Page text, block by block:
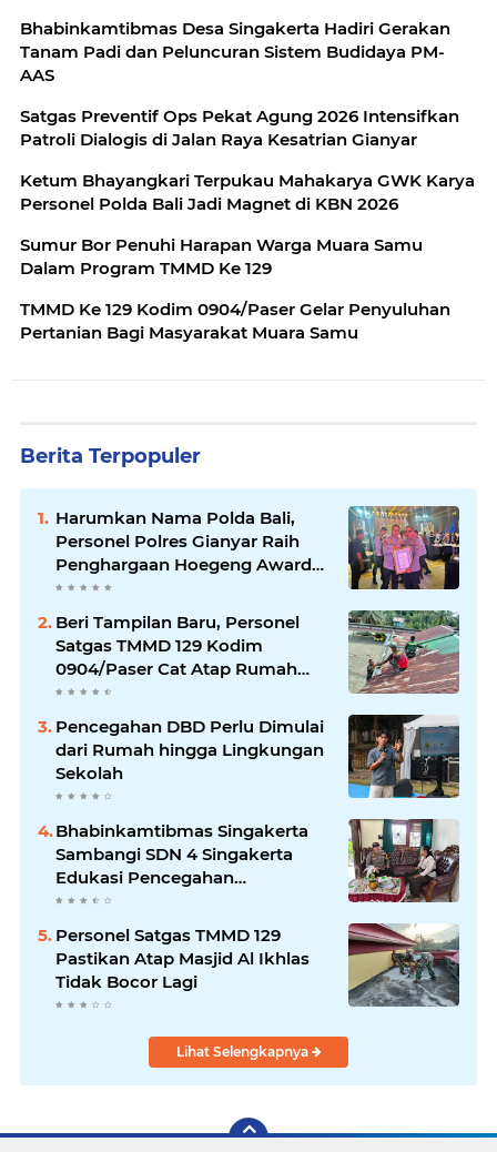
Bhabinkamtibmas Desa Singakerta Hadiri Gerakan
Tanam Padi dan Peluncuran Sistem Budidaya PM-
AAS
Satgas Preventif Ops Pekat Agung 2026 Intensifkan
Patroli Dialogis di Jalan Raya Kesatrian Gianyar
Ketum Bhayangkari Terpukau Mahakarya GWK Karya
Personel Polda Bali Jadi Magnet di KBN 2026
Sumur Bor Penuhi Harapan Warga Muara Samu
Dalam Program TMMD Ke 129
TMMD Ke 129 Kodim 0904/Paser Gelar Penyuluhan
Pertanian Bagi Masyarakat Muara Samu
Berita Terpopuler
Harumkan Nama Polda Bali,
Personel Polres Gianyar Raih
Penghargaan Hoegeng Awards
2026
Beri Tampilan Baru, Personel
Satgas TMMD 129 Kodim
0904/Paser Cat Atap Rumah
Marbot
Pencegahan DBD Perlu Dimulai
dari Rumah hingga Lingkungan
Sekolah
Bhabinkamtibmas Singakerta
Sambangi SDN 4 Singakerta
Edukasi Pencegahan
Penculikan Anak
Personel Satgas TMMD 129
Pastikan Atap Masjid Al Ikhlas
Tidak Bocor Lagi
Lihat Selengkapnya